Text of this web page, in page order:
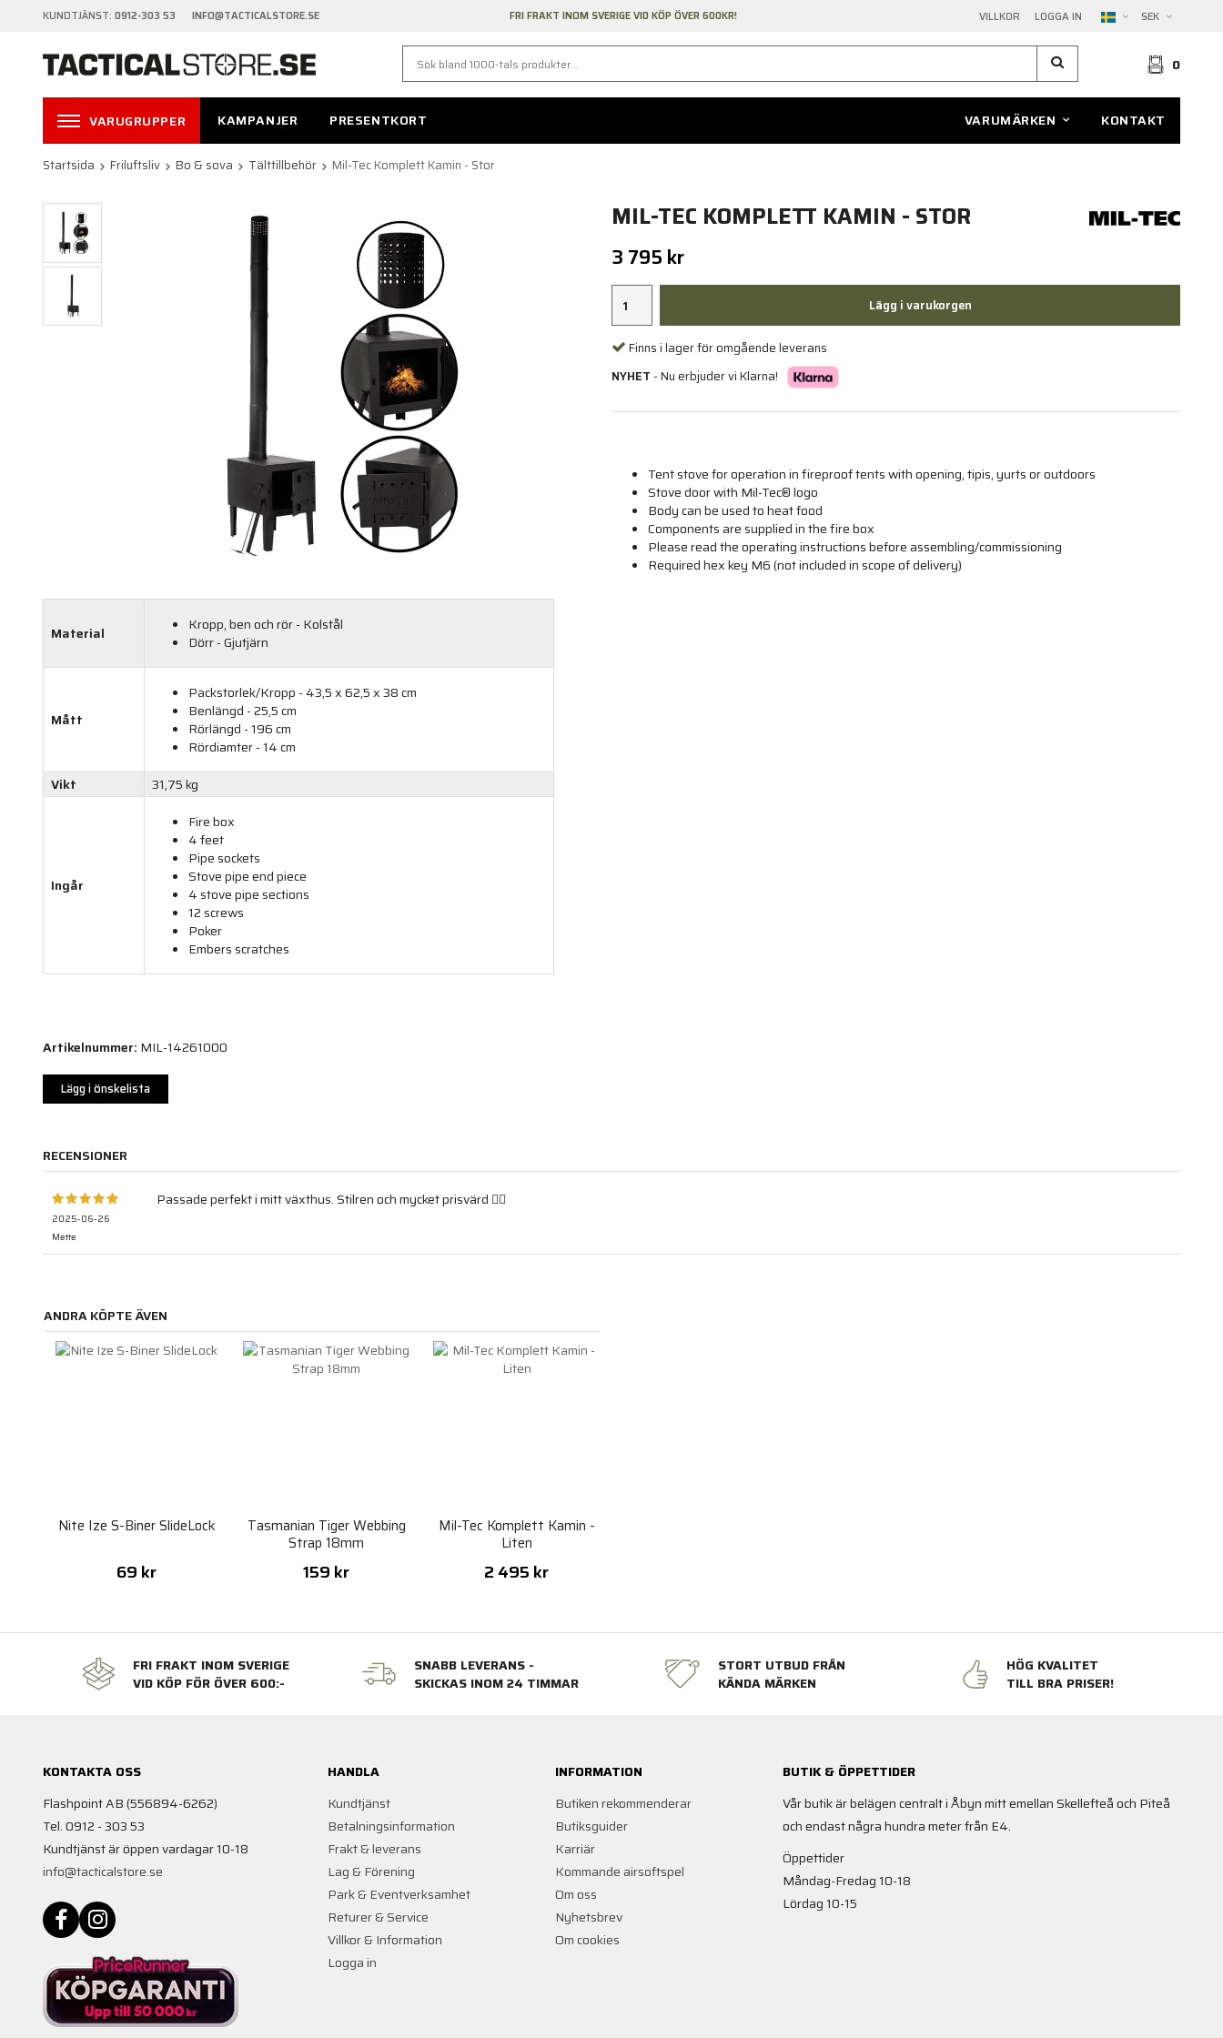
KUNDTJÄNST: 0912-303 53 INFO@TACTICALSTORE.SE VILLKOR LOGGA IN SEK
FRI FRAKT INOM SVERIGE VID KÖP ÖVER 600KR!
0
VARUGRUPPER KAMPANJER PRESENTKORT VARUMÄRKEN KONTAKT
Startsida Friluftsliv Bo & sova Tälttillbehör Mil-Tec Komplett Kamin - Stor
MIL-TEC KOMPLETT KAMIN - STOR
3 795 kr
Lägg i varukorgen
Finns i lager för omgående leverans
NYHET - Nu erbjuder vi Klarna!
Tent stove for operation in fireproof tents with opening, tipis, yurts or outdoors
Stove door with Mil-Tec® logo
Body can be used to heat food
Components are supplied in the fire box
Please read the operating instructions before assembling/commissioning
Required hex key M6 (not included in scope of delivery)
Material
Kropp, ben och rör - Kolstål
Dörr - Gjutjärn
Mått
Packstorlek/Kropp - 43,5 x 62,5 x 38 cm
Benlängd - 25,5 cm
Rörlängd - 196 cm
Rördiamter - 14 cm
Vikt
31,75 kg
Ingår
Fire box
4 feet
Pipe sockets
Stove pipe end piece
4 stove pipe sections
12 screws
Poker
Embers scratches
Artikelnummer: MIL-14261000
Lägg i önskelista
RECENSIONER
2025-06-26
Mette
Passade perfekt i mitt växthus. Stilren och mycket prisvärd 👌🏻
ANDRA KÖPTE ÄVEN
Nite Ize S-Biner SlideLock
69 kr
Tasmanian Tiger Webbing
Strap 18mm
159 kr
Mil-Tec Komplett Kamin -
Liten
2 495 kr
FRI FRAKT INOM SVERIGE
VID KÖP FÖR ÖVER 600:-
SNABB LEVERANS -
SKICKAS INOM 24 TIMMAR
STORT UTBUD FRÅN
KÄNDA MÄRKEN
HÖG KVALITET
TILL BRA PRISER!
KONTAKTA OSS
Flashpoint AB (556894-6262)
Tel. 0912 - 303 53
Kundtjänst är öppen vardagar 10-18
info@tacticalstore.se
HANDLA
Kundtjänst
Betalningsinformation
Frakt & leverans
Lag & Förening
Park & Eventverksamhet
Returer & Service
Villkor & Information
Logga in
INFORMATION
Butiken rekommenderar
Butiksguider
Karriär
Kommande airsoftspel
Om oss
Nyhetsbrev
Om cookies
BUTIK & ÖPPETTIDER
Vår butik är belägen centralt i Åbyn mitt emellan Skellefteå och Piteå
och endast några hundra meter från E4.
Öppettider
Måndag-Fredag 10-18
Lördag 10-15